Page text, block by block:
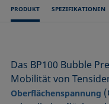
PRODUKT SPEZIFIKATIONEN
Das BP100 Bubble
Mobilität von
Oberflächenspannung